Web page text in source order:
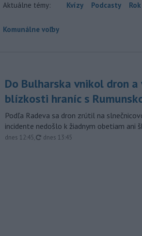
Aktuálne témy: Kvízy Podcasty
Komunálne voľby
Do Bulharska vnikol dron a
blízkosti hraníc s
Podľa Radeva sa dron zrútil na
incidente nedošlo k žiadnym obetiam ani
dnes 12:45, aktualizované
dnes 13:45